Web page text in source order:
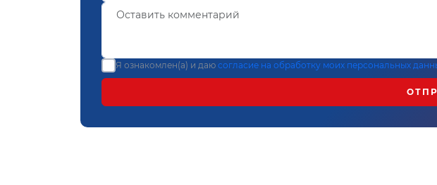
Я ознакомлен(а) и даю согласие на обработку моих персональных